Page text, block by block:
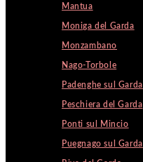
Mantua
Moniga del Garda
Monzambano
Nago-Torbole
Padenghe sul Garda
Peschiera del Garda
Ponti sul Mincio
Puegnago sul Garda